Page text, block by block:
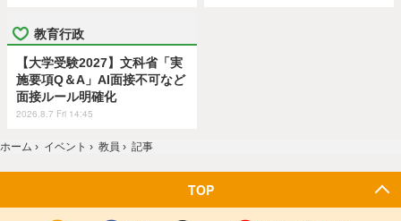
教育行政
【大学受験2027】文科省「実
施要項Q＆A」AI面接不可など
面接ルール明確化
2026.8.7 Fri 14:45
ホーム › イベント › 教員 › 記事
TOP